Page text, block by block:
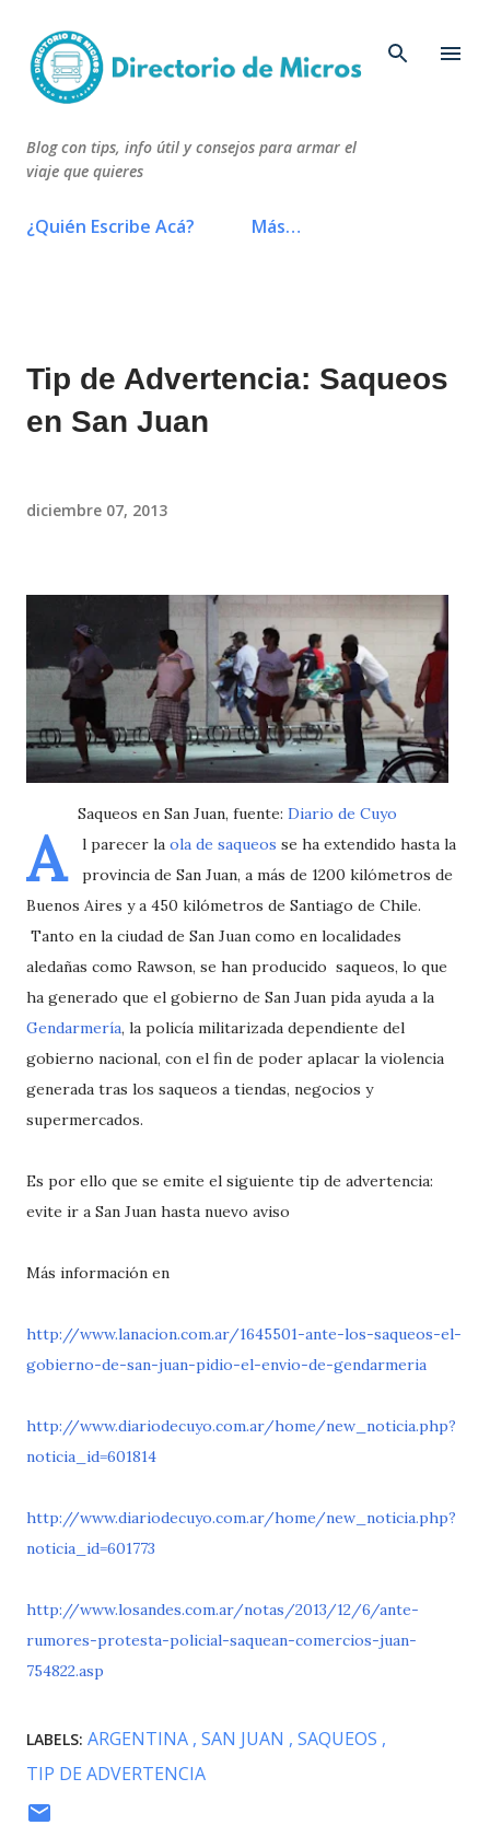
Blog con tips, info útil y consejos para armar el
viaje que quieres
¿Quién Escribe Acá? Más…
Tip de Advertencia: Saqueos
en San Juan
diciembre 07, 2013
Saqueos en San Juan, fuente: Diario de Cuyo
A l parecer la ola de saqueos se ha extendido hasta la
provincia de San Juan, a más de 1200 kilómetros de
Buenos Aires y a 450 kilómetros de Santiago de Chile.
Tanto en la ciudad de San Juan como en localidades
aledañas como Rawson, se han producido saqueos, lo que
ha generado que el gobierno de San Juan pida ayuda a la
Gendarmería, la policía militarizada dependiente del
gobierno nacional, con el fin de poder aplacar la violencia
generada tras los saqueos a tiendas, negocios y
supermercados.
Es por ello que se emite el siguiente tip de advertencia:
evite ir a San Juan hasta nuevo aviso
Más información en
http://www.lanacion.com.ar/1645501-ante-los-saqueos-el-
gobierno-de-san-juan-pidio-el-envio-de-gendarmeria
http://www.diariodecuyo.com.ar/home/new_noticia.php?
noticia_id=601814
http://www.diariodecuyo.com.ar/home/new_noticia.php?
noticia_id=601773
http://www.losandes.com.ar/notas/2013/12/6/ante-
rumores-protesta-policial-saquean-comercios-juan-
754822.asp
LABELS: ARGENTINA SAN JUAN
SAQUEOS
TIP DE ADVERTENCIA